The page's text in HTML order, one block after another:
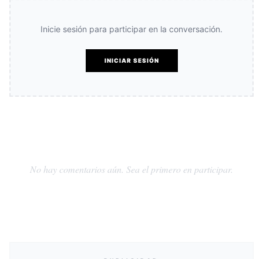
Inicie sesión para participar en la conversación.
INICIAR SESIÓN
No hay comentarios aún. Sea el primero en participar.